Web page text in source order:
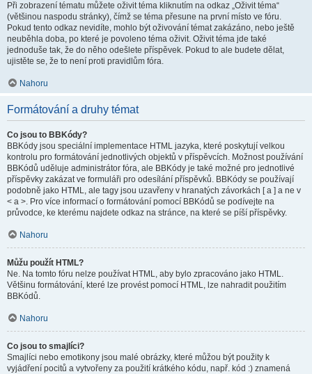
Při zobrazení tématu můžete oživit téma kliknutím na odkaz „Oživit téma“
(většinou naspodu stránky), čímž se téma přesune na první místo ve fóru.
Pokud tento odkaz nevidíte, mohlo být oživování témat zakázáno, nebo ještě
neuběhla doba, po které je povoleno téma oživit. Oživit téma jde také
jednoduše tak, že do něho odešlete příspěvek. Pokud to ale budete dělat,
ujistěte se, že to není proti pravidlům fóra.
Nahoru
Formátování a druhy témat
Co jsou to BBKódy?
BBKódy jsou speciální implementace HTML jazyka, které poskytují velkou
kontrolu pro formátování jednotlivých objektů v příspěvcích. Možnost používání
BBKódů uděluje administrátor fóra, ale BBKódy je také možné pro jednotlivé
příspěvky zakázat ve formuláři pro odesílání příspěvků. BBKódy se používají
podobně jako HTML, ale tagy jsou uzavřeny v hranatých závorkách [ a ] a ne v
< a >. Pro více informací o formátování pomocí BBKódů se podívejte na
průvodce, ke kterému najdete odkaz na stránce, na které se píší příspěvky.
Nahoru
Můžu použít HTML?
Ne. Na tomto fóru nelze používat HTML, aby bylo zpracováno jako HTML.
Většinu formátování, které lze provést pomocí HTML, lze nahradit použitím
BBKódů.
Nahoru
Co jsou to smajlíci?
Smajlíci nebo emotikony jsou malé obrázky, které můžou být použity k
vyjádření pocitů a vytvořeny za použití krátkého kódu, např. kód :) znamená